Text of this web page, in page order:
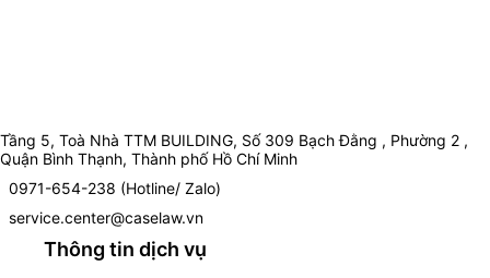
Tầng 5, Toà Nhà TTM BUILDING, Số 309 Bạch Đằng , Phường 2 ,
Quận Bình Thạnh, Thành phố Hồ Chí Minh
0971-654-238 (Hotline/ Zalo)
service.center@caselaw.vn
Thông tin dịch vụ